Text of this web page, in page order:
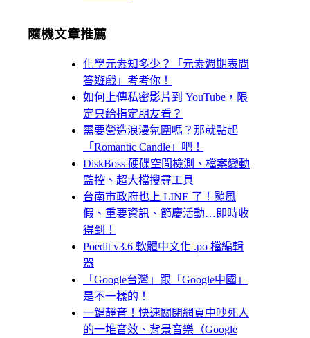
隨機文章推薦
化學元素知多少？「元素週期表問
答遊戲」考考你！
如何上傳私密影片到 YouTube，限
定只給指定朋友看？
需要營造浪漫氛圍嗎？那就點起
「Romantic Candle」吧！
DiskBoss 硬碟空間檢測、檔案變動
監控、超大檔搜尋工具
台南市政府也上 LINE 了！颱風
假、重要資訊、節慶活動…即時收
得到！
Poedit v3.6 軟體中文化 .po 檔編輯
器
「Google台灣」跟「Google中國」
是不一樣的！
一鍵靜音！快速關閉網頁中吵死人
的一堆音效、背景音樂（Google